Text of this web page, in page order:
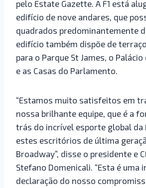
pelo Estate Gazette. A F1 está
edifício de nove andares, que
quadrados predominantemente
edifício também dispõe de
para o Parque St James, o
e as Casas do Parlamento.
“Estamos muito satisfeitos em
nossa brilhante equipe, que é a
trás do incrível esporte global da
estes escritórios de última
Broadway”, disse o presidente e
Stefano Domenicali. “Esta é uma
declaração do nosso